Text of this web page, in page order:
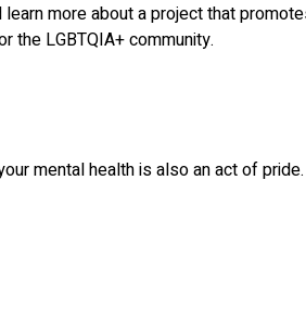
more about a project that
the LGBTQIA+ community.
mental health is also an act of